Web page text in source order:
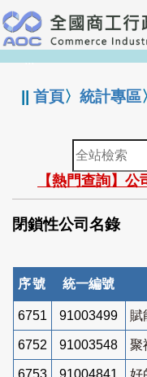
跳
到
主
要
:::
||首頁〉統計專區
全
站
檢
索
【熱門查詢】
閉鎖性公司名錄
序號 統一編號
6751 91003499 賦
6752 91003548 聚
6753 91004841 好